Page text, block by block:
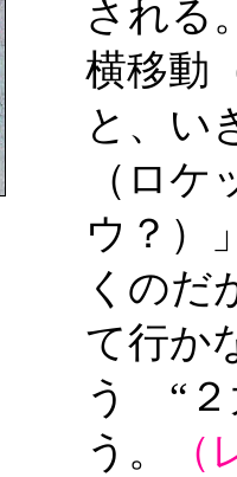
される
横移動
と、い
（ロ
ウ？）
くのだ
て行か
う “２
う。